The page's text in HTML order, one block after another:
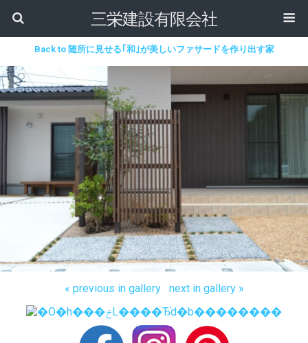
三栄建設有限会社
Back to 随所に見せる｢和｣が美しいファサードを作り出す家
« previous in gallery next in gallery »